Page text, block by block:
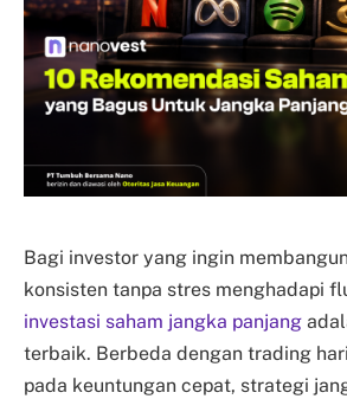
Bagi investor yang ingin
konsisten tanpa stres menghadapi
investasi saham jangka panjang
terbaik. Berbeda dengan trading
pada keuntungan cepat, strategi